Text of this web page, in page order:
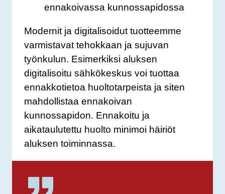
ennakoivassa kunnossapidossa
Modernit ja digitalisoidut tuotteemme
varmistavat tehokkaan ja sujuvan
työnkulun. Esimerkiksi aluksen
digitalisoitu sähkökeskus voi tuottaa
ennakkotietoa huoltotarpeista ja siten
mahdollistaa ennakoivan
kunnossapidon. Ennakoitu ja
aikataulutettu huolto minimoi häiriöt
aluksen toiminnassa.